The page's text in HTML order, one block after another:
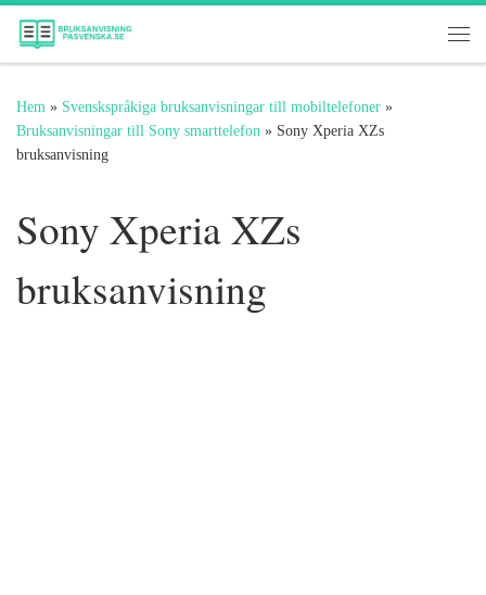
Hoppa till innehåll
Hem » Svenskspråkiga bruksanvisningar till mobiltelefoner »
Bruksanvisningar till Sony smarttelefon » Sony Xperia XZs
bruksanvisning
Sony Xperia XZs
bruksanvisning